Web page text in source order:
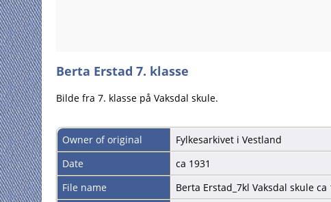
Berta Erstad 7. klasse
Bilde fra 7. klasse på Vaksdal skule.
Owner of original
Fylkesarkivet i Vestland
Date
ca 1931
File name
Berta Erstad_7kl Vaksdal skule ca